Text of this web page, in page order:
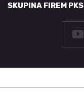
SKUPINA FIREM PKS